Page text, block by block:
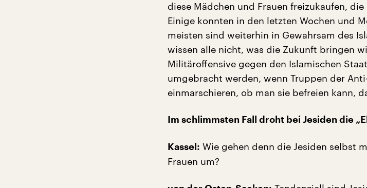
diese Mädchen und Frauen freizukaufen,
Einige konnten in den letzten Wochen und
meisten sind weiterhin in Gewahrsam des
wissen alle nicht, was die Zukunft bringen
Militäroffensive gegen den Islamischen
umgebracht werden, wenn Truppen der
einmarschieren, ob man sie befreien kann,
Im schlimmsten Fall droht bei Jesiden die
Kassel: Wie gehen denn die Jesiden selbst
Frauen um?